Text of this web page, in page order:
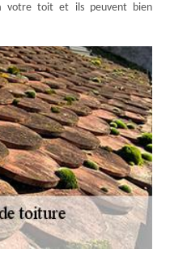
votre toit et ils peuvent bien